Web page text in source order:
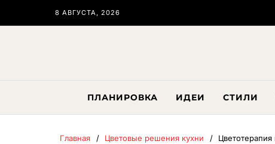
8 АВГУСТА, 2026
ПЛАНИРОВКА ИДЕИ СТИЛИ
Главная Цветовые решения кухни